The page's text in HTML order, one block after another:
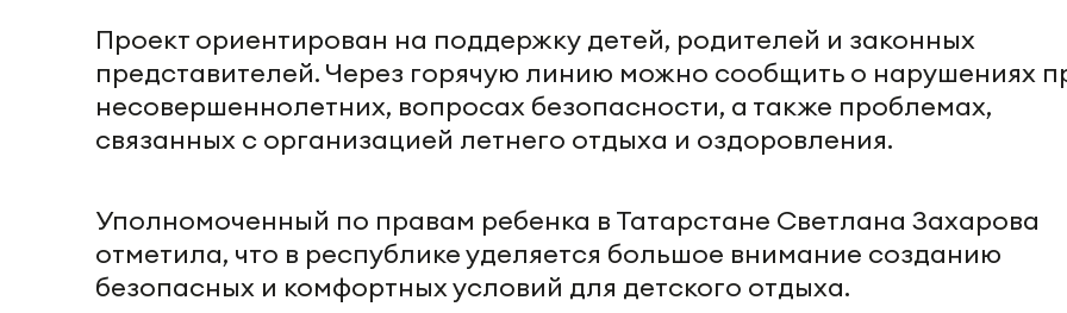
Проект ориентирован на поддержку детей, родителей и законных
представителей. Через горячую линию можно сообщить о нарушениях
несовершеннолетних, вопросах безопасности, а также проблемах,
связанных с организацией летнего отдыха и оздоровления.
Уполномоченный по правам ребенка в Татарстане Светлана Захарова
отметила, что в республике уделяется большое внимание созданию
безопасных и комфортных условий для детского отдыха.